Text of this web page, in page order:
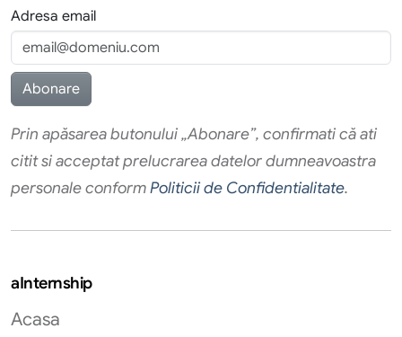
Adresa email
Prin apăsarea butonului „Abonare”, confirmati că ati
citit si acceptat prelucrarea datelor dumneavoastra
personale conformPoliticii de Confidentialitate.
aInternship
Acasa